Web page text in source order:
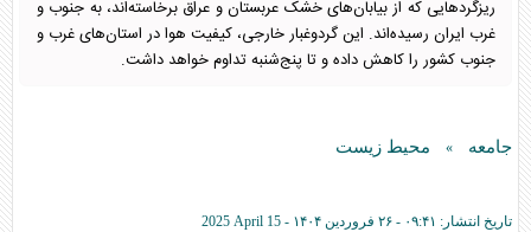
ریزگردهایی که از بیابان‌های خشک عربستان و عراق برخاسته‌اند، به جنوب و
غرب ایران رسیده‌اند. این گردوغبار خارجی، کیفیت هوا در استان‌های غرب و
جنوب کشور را کاهش داده و تا پنج‌شنبه تداوم خواهد داشت.
جامعه » محیط زیست
تاریخ انتشار: ۰۹:۴۱ - ۲۶ فروردين ۱۴۰۴ -
2025 April 15